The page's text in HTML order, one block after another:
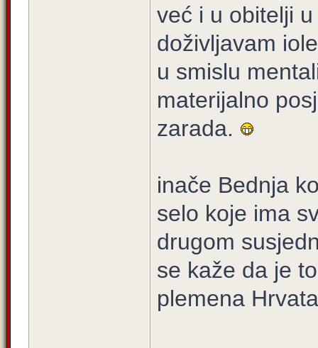
već i u obitelji
doživljavam
u smislu
materijalno
zarada.
inače Bednja
selo koje ima
drugom
se kaže da je
plemena